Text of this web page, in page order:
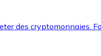
des cryptomonnaies.